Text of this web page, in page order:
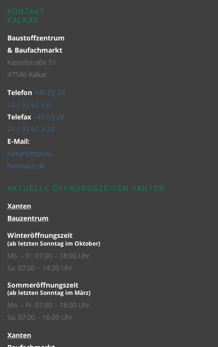
KONTAKT
KALKAR
Baustoffzentrum
& Baufachmarkt
Kastellstraße 51
47546 Kalkar
Telefon +49 (0) 28
24 / 97 62 3 0
Telefax +49 (0) 28
24 / 97 62 3 20
E-Mail:
kalkar@mobau-
hopmann.de
AKTUELLE ÖFFNUNGSZEITEN XANTEN
Xanten
Bauzentrum
Winteröffnungszeit
(ab letzten Sonntag im Oktober)
Mo. – Fr. 07.00 – 18.00 Uhr
Sa. 07.00 – 14.00 Uhr
Sommeröffnungszeit
(ab letzten Sonntag im März)
Mo. – Fr. 07.00 – 18.00 Uhr
Sa. 07.00 – 16.00 Uhr
Xanten